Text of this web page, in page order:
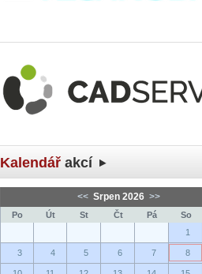
Kalendář akcí
<< Srpen 2026 >>
Po Út St Čt Pá So
1
3 4 5 6 7 8